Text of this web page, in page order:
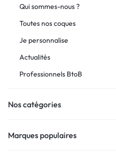
Qui sommes-nous ?
Toutes nos coques
Je personnalise
Actualités
Professionnels BtoB
Nos catégories
Marques populaires